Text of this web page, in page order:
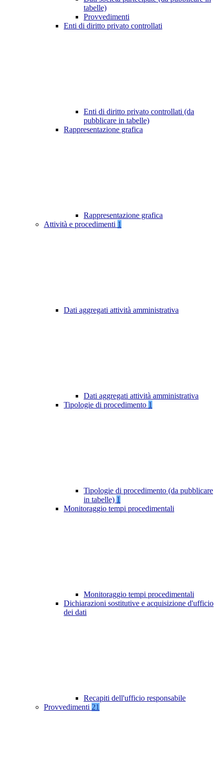
tabelle)
Provvedimenti
Enti di diritto privato controllati
Enti di diritto privato controllati (da
pubblicare in tabelle)
Rappresentazione grafica
Rappresentazione grafica
Attività e procedimenti 1
Dati aggregati attività amministrativa
Dati aggregati attività amministrativa
Tipologie di procedimento 1
Tipologie di procedimento (da pubblicare
in tabelle) 1
Monitoraggio tempi procedimentali
Monitoraggio tempi procedimentali
Dichiarazioni sostitutive e acquisizione d'ufficio
dei dati
Recapiti dell'ufficio responsabile
Provvedimenti 21